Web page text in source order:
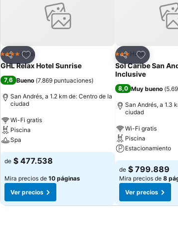
Compartir
Agregar a favoritos
4 EstrellasHotel
GHL Relax Hotel Sunrise
7,6 Bueno (7.869 puntuaciones)
San Andrés, a 1.2 km de: Centro de la
ciudad
Wi-Fi gratis
Piscina
Spa
de $ 477.538
Mira precios de 10 páginas
Ver precios
Compartir
Agregar a
3 Estrellas
Hotel
Sol Caribe San
Inclusive
8,0 Muy bueno (
San Andrés, a 1.3
ciudad
Wi-Fi gratis
Piscina
Estacionamiento
de $ 799.889
Mira precios de 8
Ver precios